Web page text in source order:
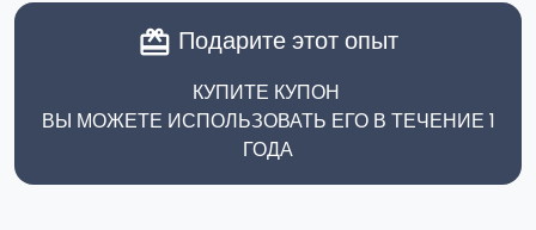
card_giftcard Подарите этот опыт
КУПИТЕ КУПОН
ВЫ МОЖЕТЕ ИСПОЛЬЗОВАТЬ ЕГО В ТЕЧЕНИЕ 1
ГОДА